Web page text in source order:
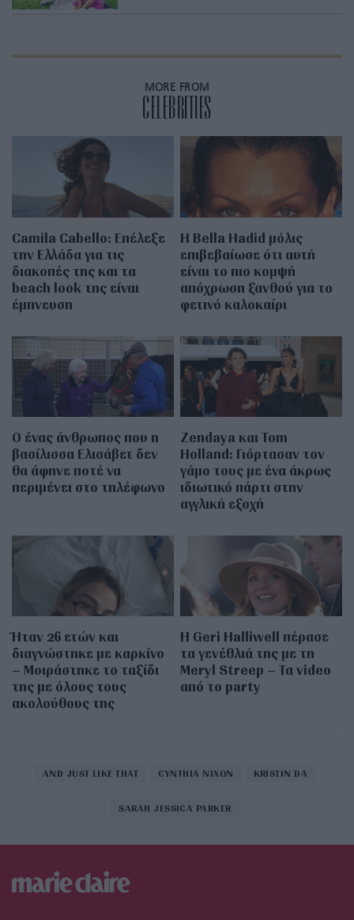
MORE FROM
CELEBRITIES
Camila Cabello: Επέλεξε
την Ελλάδα για τις
διακοπές της και τα
beach look της είναι
έμπνευση
Η Bella Hadid μόλις
επιβεβαίωσε ότι αυτή
είναι το πιο κομψή
απόχρωση ξανθού για το
φετινό καλοκαίρι
Ο ένας άνθρωπος που η
βασίλισσα Ελισάβετ δεν
θα άφηνε ποτέ να
περιμένει στο τηλέφωνο
Zendaya και Tom
Holland: Γιόρτασαν τον
γάμο τους με ένα άκρως
ιδιωτικό πάρτι στην
αγγλική εξοχή
Ήταν 26 ετών και
διαγνώστηκε με καρκίνο
– Μοιράστηκε το ταξίδι
της με όλους τους
ακολούθους της
Η Geri Halliwell πέρασε
τα γενέθλιά της με τη
Meryl Streep – Τα video
από το party
AND JUST LIKE THAT CYNTHIA NIXON KRISTIN DA
SARAH JESSICA PARKER